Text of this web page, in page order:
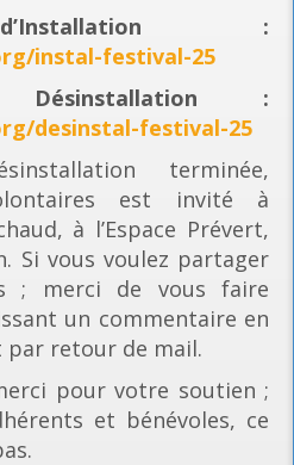
d’Installation :
instal-festival-25
:
desinstal-festival-25
terminée,
est invité à
à l’Espace Prévert,
Si vous voulez partager
; merci de vous faire
un commentaire en
par retour de mail.
pour votre soutien ;
et bénévoles, ce